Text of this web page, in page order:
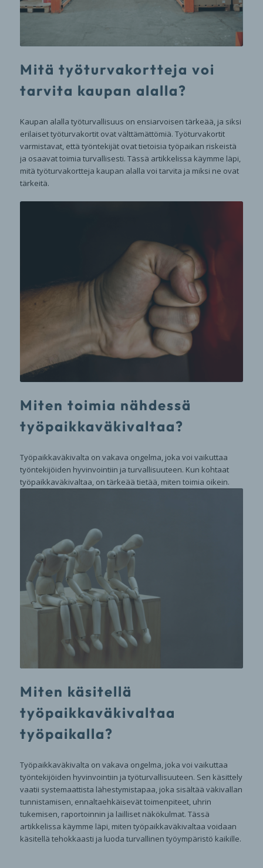
Mitä työturvakortteja voi
tarvita kaupan alalla?
Kaupan alalla työturvallisuus on ensiarvoisen tärkeää, ja siksi
erilaiset työturvakortit ovat välttämättömiä. Työturvakortit
varmistavat, että työntekijät ovat tietoisia työpaikan riskeistä
ja osaavat toimia turvallisesti. Tässä artikkelissa käymme läpi,
mitä työturvakortteja kaupan alalla voi tarvita ja miksi ne ovat
tärkeitä.
Miten toimia nähdessä
työpaikkaväkivaltaa?
Työpaikkaväkivalta on vakava ongelma, joka voi vaikuttaa
työntekijöiden hyvinvointiin ja turvallisuuteen. Kun kohtaat
työpaikkaväkivaltaa, on tärkeää tietää, miten toimia oikein.
Miten käsitellä
työpaikkaväkivaltaa
työpaikalla?
Työpaikkaväkivalta on vakava ongelma, joka voi vaikuttaa
työntekijöiden hyvinvointiin ja työturvallisuuteen. Sen käsittely
vaatii systemaattista lähestymistapaa, joka sisältää väkivallan
tunnistamisen, ennaltaehkäisevät toimenpiteet, uhrin
tukemisen, raportoinnin ja lailliset näkökulmat. Tässä
artikkelissa käymme läpi, miten työpaikkaväkivaltaa voidaan
käsitellä tehokkaasti ja luoda turvallinen työympäristö kaikille.